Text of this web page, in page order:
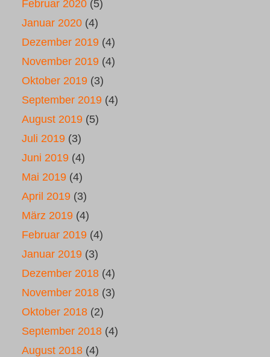
Februar 2020 (5)
Januar 2020 (4)
Dezember 2019 (4)
November 2019 (4)
Oktober 2019 (3)
September 2019 (4)
August 2019 (5)
Juli 2019 (3)
Juni 2019 (4)
Mai 2019 (4)
April 2019 (3)
März 2019 (4)
Februar 2019 (4)
Januar 2019 (3)
Dezember 2018 (4)
November 2018 (3)
Oktober 2018 (2)
September 2018 (4)
August 2018 (4)